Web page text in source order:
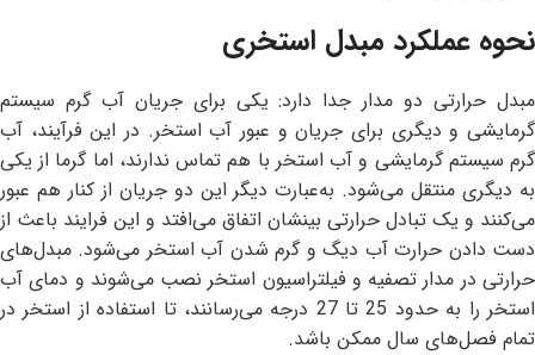
نحوه عملکرد مبدل استخری
مبدل حرارتی دو مدار جدا دارد: یکی برای جریان آب گرم سیستم
گرمایشی و دیگری برای جریان و عبور آب استخر. در این فرآیند، آب
گرم سیستم گرمایشی و آب استخر با هم تماس ندارند، اما گرما از یکی
به دیگری منتقل می‌شود. به‌عبارت دیگر این دو جریان از کنار هم عبور
می‌کنند و یک تبادل حرارتی بینشان اتفاق می‌افتد و این فرایند باعث از
دست دادن حرارت آب دیگ و گرم شدن آب استخر می‌شود. مبدل‌های
حرارتی در مدار تصفیه و فیلتراسیون استخر نصب می‌شوند و دمای آب
استخر را به حدود 25 تا 27 درجه می‌رسانند، تا استفاده از استخر در
تمام فصل‌های سال ممکن باشد.